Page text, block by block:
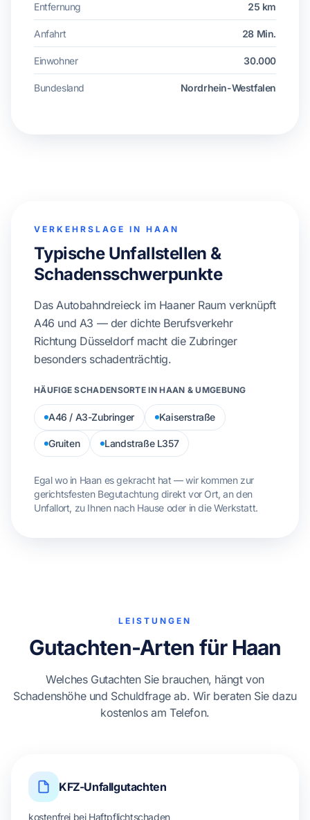
Entfernung 25 km
Anfahrt 28 Min.
Einwohner 30.000
Bundesland Nordrhein-Westfalen
VERKEHRSLAGE IN HAAN
Typische Unfallstellen &
Schadensschwerpunkte
Das Autobahndreieck im Haaner Raum verknüpft
A46 und A3 — der dichte Berufsverkehr
Richtung Düsseldorf macht die Zubringer
besonders schadenträchtig.
HÄUFIGE SCHADENSORTE IN HAAN & UMGEBUNG
A46 / A3-Zubringer Kaiserstraße
Gruiten Landstraße L357
Egal wo in Haan es gekracht hat — wir kommen zur
gerichtsfesten Begutachtung direkt vor Ort, an den
Unfallort, zu Ihnen nach Hause oder in die Werkstatt.
LEISTUNGEN
Gutachten-Arten für Haan
Welches Gutachten Sie brauchen, hängt von
Schadenshöhe und Schuldfrage ab. Wir beraten Sie dazu
kostenlos am Telefon.
KFZ-Unfallgutachten
kostenfrei bei Haftpflichtschaden